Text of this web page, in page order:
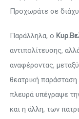
Προχωράτε σε
Παράλληλα, ο
αντιπολίτευσης,
αναφέροντας,
θεατρική παράσταση
πλευρά υπέγραψε
και η άλλη, των